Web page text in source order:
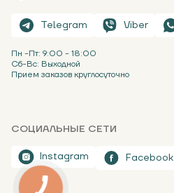
Telegram Viber
Пн -Пт: 9:00 - 18:00
Сб-Вс: Выходной
Прием заказов круглосуточно
СОЦИАЛЬНЫЕ СЕТИ
Instagram Facebook